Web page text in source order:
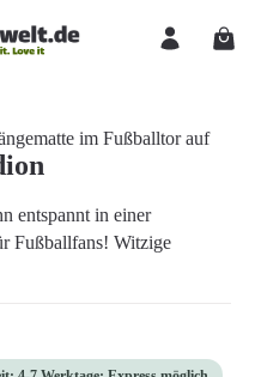
entspannt in einer
Fußballfans! Witzige